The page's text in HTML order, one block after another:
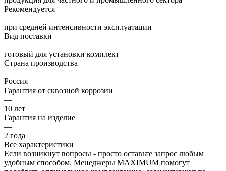
Рекомендуется
—
при средней интенсивности эксплуатации
Вид поставки
—
готовый для установки комплект
Страна производства
—
Россия
Гарантия от сквозной коррозии
—
10 лет
Гарантия на изделие
—
2 года
Все характеристики
Если возникнут вопросы - просто оставьте запрос любым
удобным способом. Менеджеры MAXIMUM помогут